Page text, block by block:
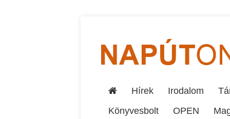
Hírek Irodalom
Könyvesbolt
OPEN